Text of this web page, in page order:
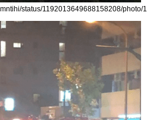
status/1192013649688158208/photo/1